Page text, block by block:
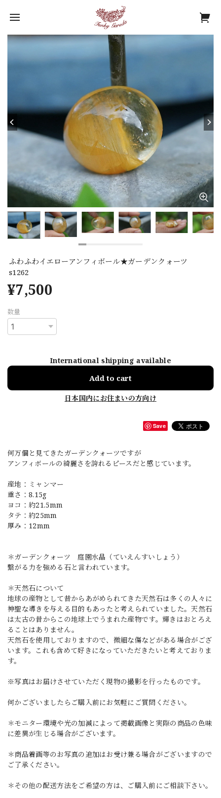
ふわふわイエローアンフィボール★ガーデンクォーツ
s1262
¥7,500
数量
International shipping available
Add to cart
日本国内にお住まいの方向け
Save
何万個と見てきたガーデンクォーツですが
アンフィボールの綺麗さを誇れるピースだと感じています。
産地：ミャンマー
重さ：8.15g
ヨコ：約21.5mm
タテ：約25mm
厚み：12mm
＊ガーデンクォーツ 庭園水晶（ていえんすいしょう）
繋がる力を強める石と言われています。
＊天然石について
地球の産物として昔からあがめられてきた天然石は多くの人々に
神聖な導きを与える目的もあったと考えられていました。天然石
は太古の昔からこの地球上でうまれた産物です。輝きはおとろえ
ることはありません。
天然石を使用しておりますので、微細な傷などがある場合がござ
います。これも含めて好きになっていただきたいと考えておりま
す。
※写真はお届けさせていただく現物の撮影を行ったものです。
何かございましたらご購入前にお気軽にご質問ください。
＊モニター環境や光の加減によって掲載画像と実際の商品の色味
に差異が生じる場合がございます。
＊商品着画等のお写真の追加はお受け兼る場合がございますので
ご了承ください。
＊その他の配送方法をご希望の方は、ご購入前にご相談下さい。